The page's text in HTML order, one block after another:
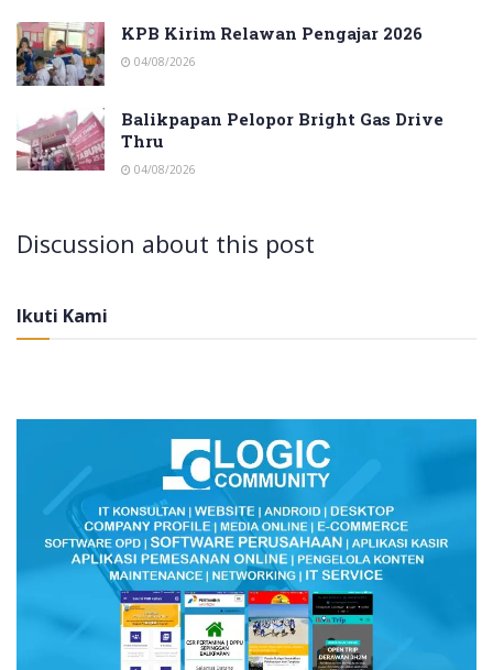
KPB Kirim Relawan Pengajar 2026
04/08/2026
Balikpapan Pelopor Bright Gas Drive
Thru
04/08/2026
Discussion about this post
Ikuti Kami